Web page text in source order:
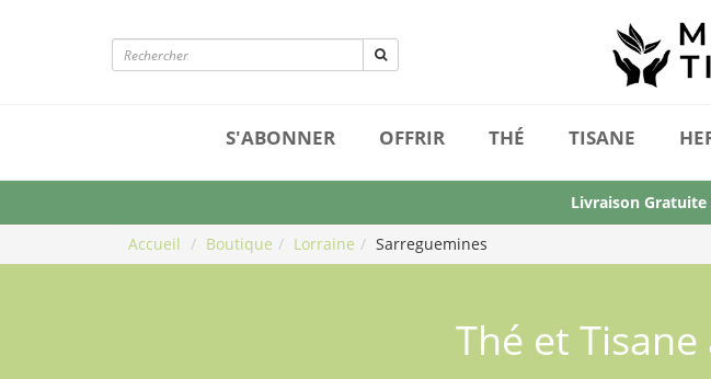
S'ABONNER OFFRIR THÉ TISANE
Livraison
Accueil
Boutique Lorraine Sarreguemines
Thé et